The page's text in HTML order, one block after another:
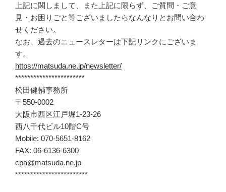
上記に関しまして、また上記に限らず、ご質問・ご意
見・お困りごと等ございましたらなんなりとお問い合わ
せください。
なお、過去のニュースレターは下記リンクにございま
す。
https://matsuda.ne.jp/newsletter/
***********************
松田健輔事務所
〒550-0002
大阪市西区江戸堀1-23-26
西八千代ビル10階C号
Mobile: 070-5651-8162
FAX: 06-6136-6300
cpa@matsuda.ne.jp
************************